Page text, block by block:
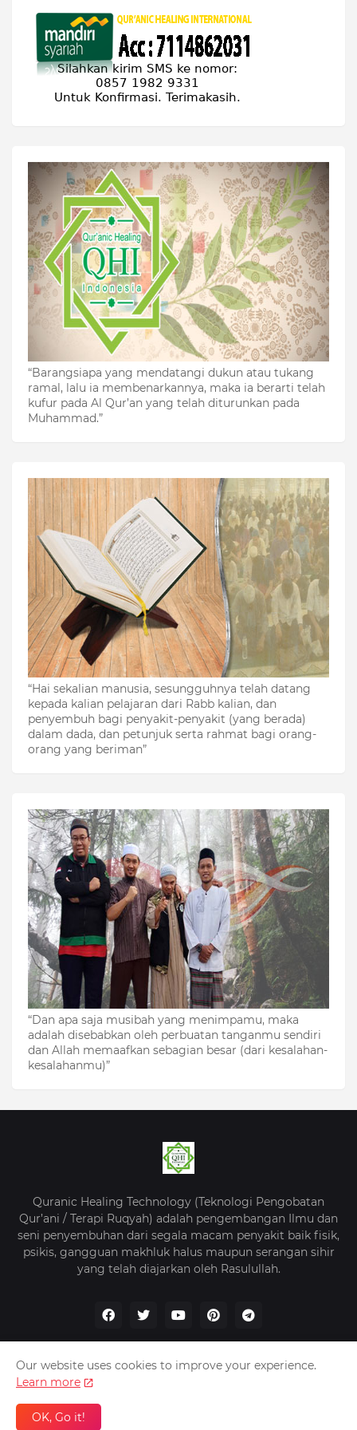
“Barangsiapa yang mendatangi dukun atau tukang
ramal, lalu ia membenarkannya, maka ia berarti telah
kufur pada Al Qur’an yang telah diturunkan pada
Muhammad.”
“Hai sekalian manusia, sesungguhnya telah datang
kepada kalian pelajaran dari Rabb kalian, dan
penyembuh bagi penyakit-penyakit (yang berada)
dalam dada, dan petunjuk serta rahmat bagi orang-
orang yang beriman”
“Dan apa saja musibah yang menimpamu, maka
adalah disebabkan oleh perbuatan tanganmu sendiri
dan Allah memaafkan sebagian besar (dari kesalahan-
kesalahanmu)”
Quranic Healing Technology (Teknologi Pengobatan
Qur’ani / Terapi Ruqyah) adalah pengembangan Ilmu dan
seni penyembuhan dari segala macam penyakit baik fisik,
psikis, gangguan makhluk halus maupun serangan sihir
yang telah diajarkan oleh Rasulullah.
Beranda Tentang Kami
Our website uses cookies to improve your experience.
Learn more
OK, Go it!